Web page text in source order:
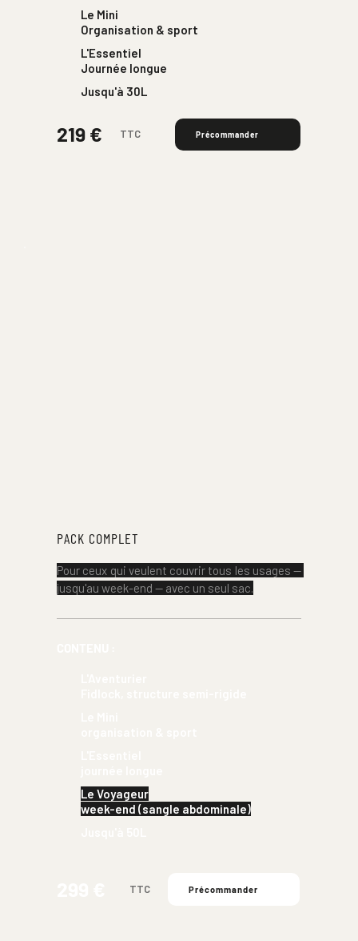
Le Mini
Organisation & sport
L'Essentiel
Journée longue
Jusqu'à 30L
219 € TTC Précommander
PACK COMPLET
Pour ceux qui veulent couvrir tous les usages —
jusqu'au week-end — avec un seul sac.
Le Voyageur
week-end (sangle abdominale)
TTC Précommander